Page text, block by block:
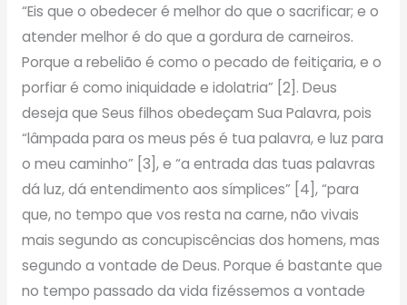
“Eis que o obedecer é melhor do que o sacrificar; e o
atender melhor é do que a gordura de carneiros.
Porque a rebelião é como o pecado de feitiçaria, e o
porfiar é como iniquidade e idolatria” [2]. Deus
deseja que Seus filhos obedeçam Sua Palavra, pois
“lâmpada para os meus pés é tua palavra, e luz para
o meu caminho” [3], e “a entrada das tuas palavras
dá luz, dá entendimento aos símplices” [4], “para
que, no tempo que vos resta na carne, não vivais
mais segundo as concupiscências dos homens, mas
segundo a vontade de Deus. Porque é bastante que
no tempo passado da vida fizéssemos a vontade